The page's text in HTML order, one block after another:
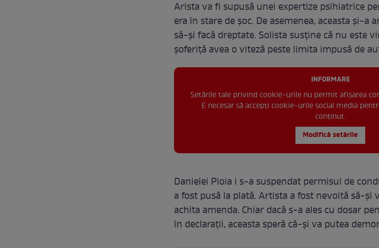
Arista va fi supusă unei expertize psihiatrice
era în stare de șoc. De asemenea, aceasta și-a
să-și facă dreptate. Solista susține că nu este
șoferiță avea o viteză peste limita impusă de
INFORMARE
Setările tale privind cookie-urile nu permit afișarea
E necesar să accepți cookie-urile social media
conținut.
Modifică setările
Danielei Ploia i s-a suspendat permisul de
a fost pusă la plată. Artista a fost nevoită să-și
achita amenda. Chiar dacă s-a ales cu dosar
în declarații, aceasta speră că-și va putea